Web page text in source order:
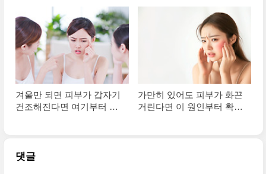
겨울만 되면 피부가 갑자기
건조해진다면 여기부터 체
가만히 있어도 피부가 화끈
거린다면 이 원인부터 확인
댓글